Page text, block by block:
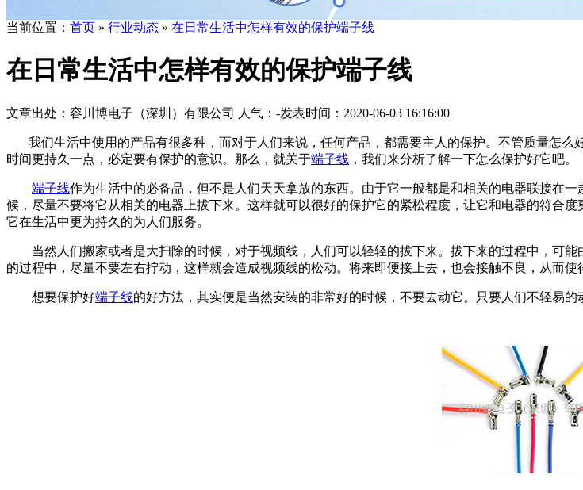
当前位置： 首页 » 行业动态 » 在日常生活中怎样有效的保护端子线
在日常生活中怎样有效的保护端子线
文章出处：容川博电子（深圳）有限公司 人气： -发表时间：2020-06-03 16:16:00
我们生活中使用的产品有很多种，而对于人们来说，任何产品，都需要主人的保护。不管质量怎么
时间更持久一点，必定要有保护的意识。那么，就关于端子线 ，我们来分析了解一下怎么保护好它吧。
端子线作为生活中的必备品，但不是人们天天拿放的东西。由于它一般都是和相关的电器联接在
候，尽量不要将它从相关的电器上拔下来。这样就可以很好的保护它的紧松程度，让它和电器的符合
它在生活中更为持久的为人们服务。
当然人们搬家或者是大扫除的时候，对于视频线，人们可以轻轻的拔下来。拔下来的过程中，可能
的过程中，尽量不要左右拧动，这样就会造成视频线的松动。将来即便接上去，也会接触不良，从而使
想要保护好端子线的好方法，其实便是当然安装的非常好的时候，不要去动它。只要人们不轻易的